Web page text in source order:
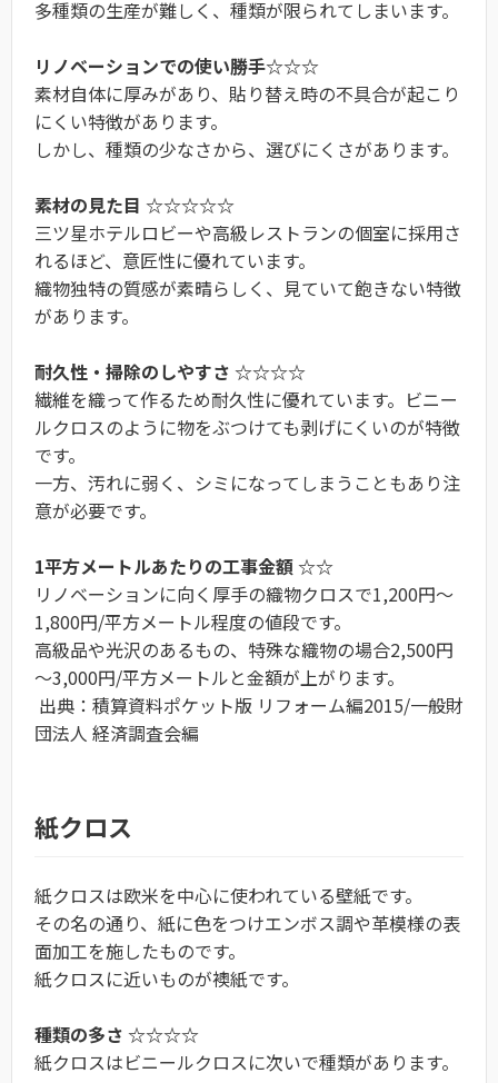
多種類の生産が難しく、種類が限られてしまいます。
リノベーションでの使い勝手☆☆☆
素材自体に厚みがあり、貼り替え時の不具合が起こり
にくい特徴があります。
しかし、種類の少なさから、選びにくさがあります。
素材の見た目 ☆☆☆☆☆
三ツ星ホテルロビーや高級レストランの個室に採用さ
れるほど、意匠性に優れています。
織物独特の質感が素晴らしく、見ていて飽きない特徴
があります。
耐久性・掃除のしやすさ ☆☆☆☆
繊維を織って作るため耐久性に優れています。ビニー
ルクロスのように物をぶつけても剥げにくいのが特徴
です。
一方、汚れに弱く、シミになってしまうこともあり注
意が必要です。
1平方メートルあたりの工事金額 ☆☆
リノベーションに向く厚手の織物クロスで1,200円～
1,800円/平方メートル程度の値段です。
高級品や光沢のあるもの、特殊な織物の場合2,500円
～3,000円/平方メートルと金額が上がります。
出典：積算資料ポケット版 リフォーム編2015/一般財
団法人 経済調査会編
紙クロス
紙クロスは欧米を中心に使われている壁紙です。
その名の通り、紙に色をつけエンボス調や革模様の表
面加工を施したものです。
紙クロスに近いものが襖紙です。
種類の多さ ☆☆☆☆
紙クロスはビニールクロスに次いで種類があります。